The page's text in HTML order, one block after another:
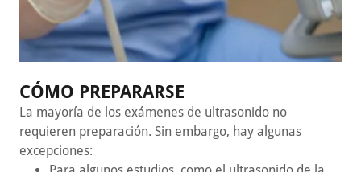
CÓMO PREPARARSE
La mayoría de los exámenes de ultrasonido no
requieren preparación. Sin embargo, hay algunas
excepciones: